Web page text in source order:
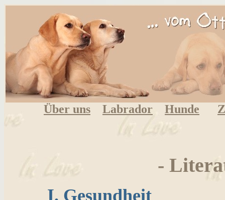
Über uns Labrador Hunde
-
I. Gesundheit